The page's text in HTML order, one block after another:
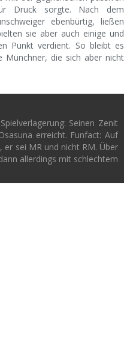
Druck sorgte. Nach dem
ebenbürtig, ließen
sie aber auch einige und
Punkt verdient. So bleibt es
Münchner, die sich aber nicht
Seinen Zenit
erreicht. Funfact: Auf
sei MR und nicht RM. Über
allerdings mit schlechtem